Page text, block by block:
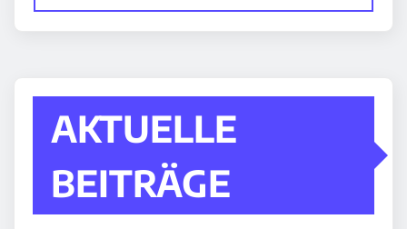
AKTUELLE
BEITRÄGE